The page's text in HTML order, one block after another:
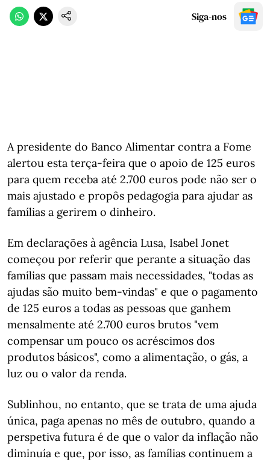
Siga-nos
A presidente do Banco Alimentar contra a Fome
alertou esta terça-feira que o apoio de 125 euros
para quem receba até 2.700 euros pode não ser o
mais ajustado e propôs pedagogia para ajudar as
famílias a gerirem o dinheiro.
Em declarações à agência Lusa, Isabel Jonet
começou por referir que perante a situação das
famílias que passam mais necessidades, "todas as
ajudas são muito bem-vindas" e que o pagamento
de 125 euros a todas as pessoas que ganhem
mensalmente até 2.700 euros brutos "vem
compensar um pouco os acréscimos dos
produtos básicos", como a alimentação, o gás, a
luz ou o valor da renda.
Sublinhou, no entanto, que se trata de uma ajuda
única, paga apenas no mês de outubro, quando a
perspetiva futura é de que o valor da inflação não
diminuía e que, por isso, as famílias continuem a